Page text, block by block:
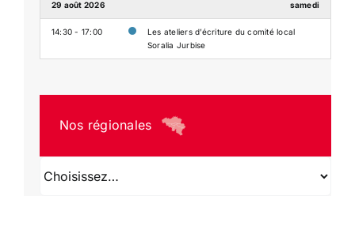
29 août 2026 samedi
14:30 - 17:00
Les ateliers d’écriture du comité local
Soralia Jurbise
Nos régionales